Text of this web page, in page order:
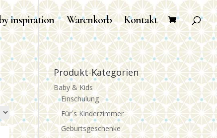
inspiration Warenkorb Kontakt
Produkt-Kategorien
Baby & Kids
Einschulung
Für´s Kinderzimmer
Geburtsgeschenke